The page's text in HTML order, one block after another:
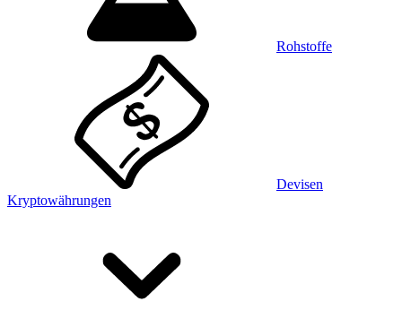
Rohstoffe
Devisen
Kryptowährungen